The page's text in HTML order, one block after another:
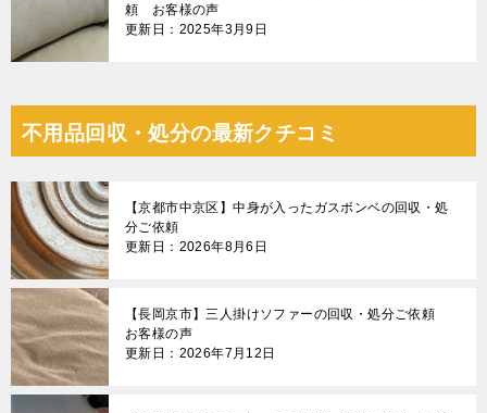
頼 お客様の声
更新日：2025年3月9日
不用品回収・処分の最新クチコミ
【京都市中京区】中身が入ったガスボンベの回収・処
分ご依頼
更新日：2026年8月6日
【長岡京市】三人掛けソファーの回収・処分ご依頼
お客様の声
更新日：2026年7月12日